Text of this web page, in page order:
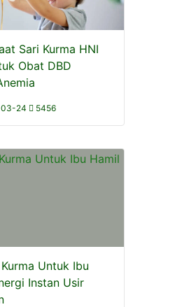
Sari Kurma HNI
Obat DBD
24 5456
Untuk Ibu
Instan Usir